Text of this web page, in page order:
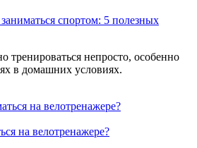
спортом: 5 полезных
тренироваться непросто, особенно
в домашних условиях.
на велотренажере?